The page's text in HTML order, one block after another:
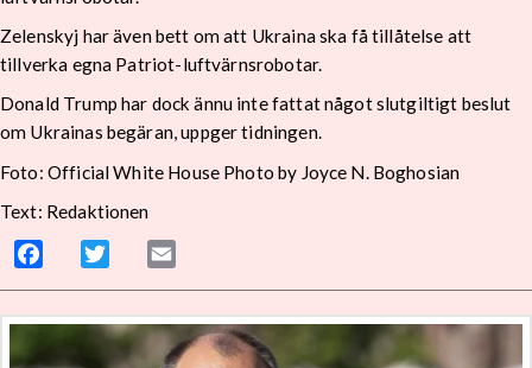
Zelenskyj har även bett om att Ukraina ska få tillåtelse att
tillverka egna Patriot-luftvärnsrobotar.
Donald Trump har dock ännu inte fattat något slutgiltigt beslut
om Ukrainas begäran, uppger tidningen.
Foto: Official White House Photo by Joyce N. Boghosian
Text: Redaktionen
Facebook Twitter